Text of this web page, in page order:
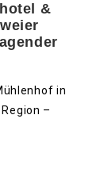
&
in
–